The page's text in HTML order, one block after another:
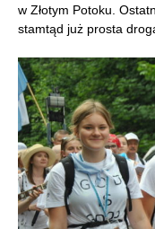
w Złotym Potoku.
stamtąd już prosta